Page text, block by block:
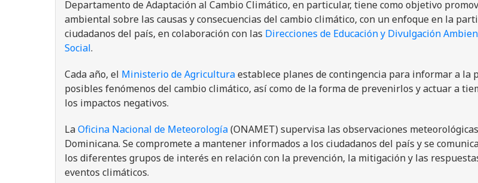
Departamento de Adaptación al Cambio Climático, en particular, tiene como objetivo
ambiental sobre las causas y consecuencias del cambio climático, con un enfoque en la
ciudadanos del país, en colaboración con las Direcciones de Educación y Divulgación
Social.
Cada año, el Ministerio de Agriculturaestablece planes de contingencia para informar a la
posibles fenómenos del cambio climático, así como de la forma de prevenirlos y actuar a
los impactos negativos.
LaOficina Nacional de Meteorología(ONAMET) supervisa las observaciones
Dominicana. Se compromete a mantener informados a los ciudadanos del país y se
los diferentes grupos de interés en relación con la prevención, la mitigación y las
eventos climáticos.